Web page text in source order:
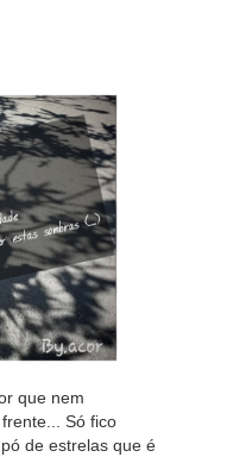
que nem
Só fico
de estrelas que é